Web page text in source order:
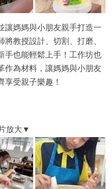
讓媽媽與小朋友親手打造一
教授設計、切割、打磨、
手也能輕鬆上手！工作坊也
作為材料，讓媽媽與小朋友
享受親子樂趣！